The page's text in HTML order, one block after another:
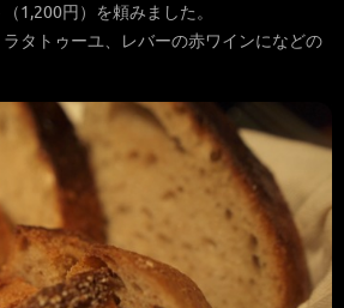
1,200円）を頼みました。
タトゥーユ、レバーの赤ワインになどの